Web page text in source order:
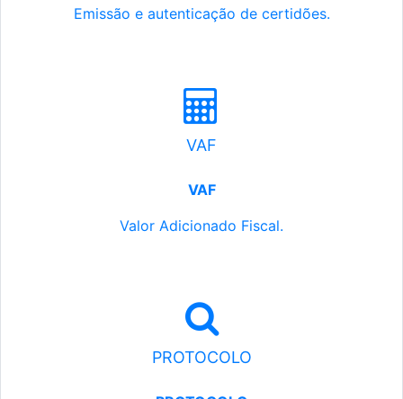
Emissão e autenticação de certidões.
VAF
VAF
Valor Adicionado Fiscal.
PROTOCOLO